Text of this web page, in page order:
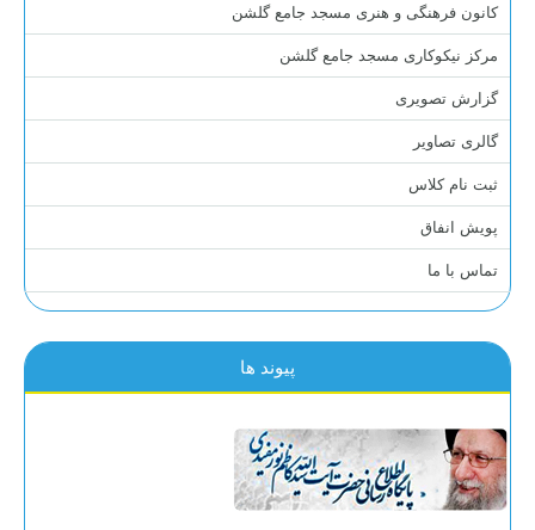
کانون فرهنگی و هنری مسجد جامع گلشن
مرکز نیکوکاری مسجد جامع گلشن
گزارش تصویری
گالری تصاویر
ثبت نام کلاس
پویش انفاق
تماس با ما
پیوند ها